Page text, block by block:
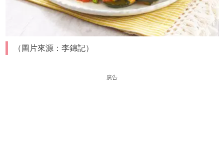
（圖片來源：李錦記）
廣告